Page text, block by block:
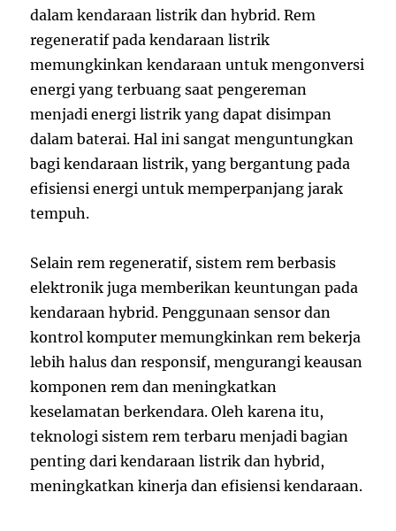
dalam kendaraan listrik dan hybrid. Rem
regeneratif pada kendaraan listrik
memungkinkan kendaraan untuk mengonversi
energi yang terbuang saat pengereman
menjadi energi listrik yang dapat disimpan
dalam baterai. Hal ini sangat menguntungkan
bagi kendaraan listrik, yang bergantung pada
efisiensi energi untuk memperpanjang jarak
tempuh.
Selain rem regeneratif, sistem rem berbasis
elektronik juga memberikan keuntungan pada
kendaraan hybrid. Penggunaan sensor dan
kontrol komputer memungkinkan rem bekerja
lebih halus dan responsif, mengurangi keausan
komponen rem dan meningkatkan
keselamatan berkendara. Oleh karena itu,
teknologi sistem rem terbaru menjadi bagian
penting dari kendaraan listrik dan hybrid,
meningkatkan kinerja dan efisiensi kendaraan.